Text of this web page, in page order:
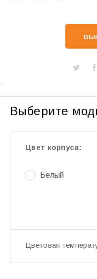
Выберите
Цвет корпуса:
Белый
Цветовая